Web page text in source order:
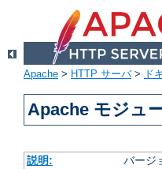
Apache > HTTP サーバ> ド
Apache モジュ
説明:
バージ